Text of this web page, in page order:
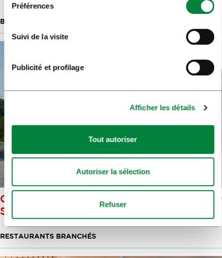
Préférences
Suivi de la visite
Publicité et profilage
Afficher les détails
Tout autoriser
Autoriser la sélection
Refuser
BOÎTES DE NUIT ET BARS
GOSTILNA ČOT, FRANC BOLHA
S.P.
RESTAURANTS BRANCHÉS